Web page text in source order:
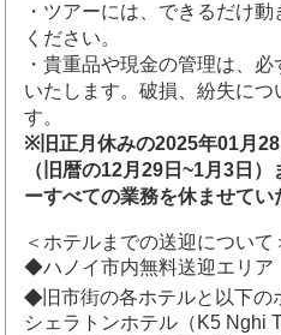
・ツアーには、できるだけ
ください。
・貴重品や現金の管理は、
いたします。破損、紛失につ
す。
※旧正月休みの2025年01月
（旧暦の12月29日~1月3日
ーすべての業務を休ませてい
＜ホテルまでの送迎について
◆ハノイ市内無料送迎エリア
◆ 旧市街の各ホテルと以下
シェラトンホテル（K5 Nghi